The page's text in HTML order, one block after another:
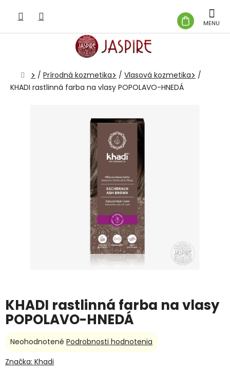
obsah
KOŠÍK
Domov
/ Prírodná kozmetika / Vlasová kozmetika
/
KHADI rastlinná farba na vlasy POPOLAVO-HNEDÁ
KHADI rastlinná farba na vlasy
POPOLAVO-HNEDÁ
Priemerné
produktu
Neohodnotené Podrobnosti hodnotenia
Značka: Khadi